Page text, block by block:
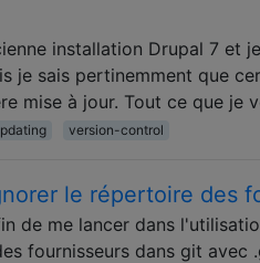
installation Drupal 7 et
je sais pertinemment que
mise à jour. Tout ce que
version-control
le répertoire des
de me lancer dans
fournisseurs dans git avec